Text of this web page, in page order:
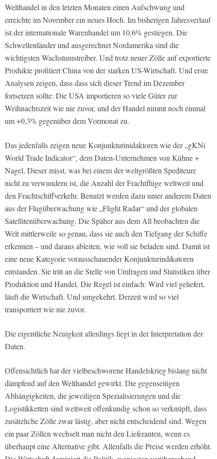
Welthandel in den letzten Monaten einen Aufschwung und
erreichte im November ein neues Hoch. Im bisherigen Jahresverlauf
ist der internationale Warenhandel um 10,6% gestiegen. Die
Schwellenländer und ausgerechnet Nordamerika sind die
wichtigsten Wachstumstreiber. Und trotz neuer Zölle auf exportierte
Produkte profitiert China von der starken US-Wirtschaft. Und erste
Analysen zeigen, dass dass sich dieser Trend im Dezember
fortsetzen sollte: Die USA importieren so viele Güter zur
Weihnachtszeit wie nie zuvor, und der Handel nimmt noch einmal
um +0,3% gegenüber dem Vormonat zu.
Das jedenfalls zeigen neue Konjunkturinidaktoren wie der „gKNi
World Trade Indicator“, dem Daten-Unternehmen von Kühne +
Nagel. Dieser misst, was bei einem der weltgrößten Spediteure
nicht zu verwundern ist, die Anzahl der Frachtflüge weltweit und
den Frachtschiffverkehr. Benutzt werden dazu unter anderem Daten
aus der Flugüberwachung wie „Flight Radar“ und der globalen
Satellitenüberwachung. Die Späher aus dem All beobachten die
Welt mittlerweile so genau, dass sie auch den Tiefgang der Schiffe
erkennen – und daraus ableiten, wie voll sie beladen sind. Damit ist
eine neue Kategorie vorausschauender Konjunkturindikatoren
entstanden. Sie tritt an die Stelle von Umfragen und Statistiken über
Produktion und Handel. Die Regel ist einfach: Wird viel geliefert,
läuft die Wirtschaft. Und umgekehrt. Derzeit wird so viel
transportiert wie nie zuvor.
Die eigentliche Neuigkeit allerdings liegt in der Interpretation der
Daten.
Offensichtlich hat der vielbeschworene Handelskrieg bislang nicht
dämpfend auf den Welthandel gewirkt. Die gegenseitigen
Abhängigkeiten, die jeweiligen Spezialisierungen und die
Logistikketten sind weltweit offenkundig schon so verknüpft, dass
zusätzliche Zölle zwar lästig, aber nicht entscheidend sind. Wegen
ein paar Zöllen wechselt man nicht den Lieferanten, wenn es
überhaupt eine Alternative gibt. Allenfalls die Preise werden erhöht.